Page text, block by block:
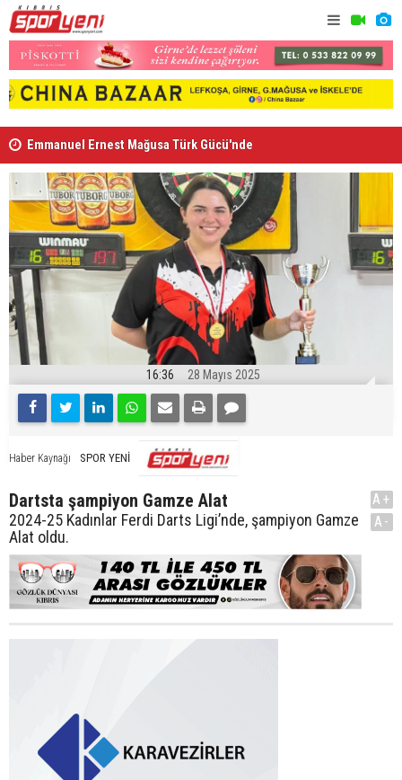
Emmanuel Ernest Mağusa Türk Gücü'nde
16:36 28 Mayıs 2025
Haber Kaynağı SPOR YENİ
Dartsta şampiyon Gamze Alat
2024-25 Kadınlar Ferdi Darts Ligi’nde, şampiyon Gamze
Alat oldu.
A+
A-